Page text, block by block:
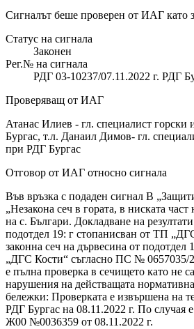
Сигналът беше проверен от ИАГ като
Статус на сигнала
Законен
Рег.№ на сигнала
РДГ 03-10237/07.11.2022 г. РДГ
Проверяващ от ИАГ
Атанас Илиев - гл. специалист горски
Бургас, т.л. Данаил Димов- гл.
при РДГ Бургас
Отговор от ИАГ относно сигнала
Във връзка с подаден сигнал В
„Незакона сеч в гората, в ниската част
на с. Българи. Докладване на
подотдел 19: г стопанисван от ТП
законна сеч на дървесина от подотдел
„ДГС Кости“ съгласно ПС № 0657035/
е пълна проверка в сечището като не
нарушения на действащата
бележки: Проверката е извършена на
РДГ Бургас на 08.11.2022 г. По случая
Ж00 №0036359 от 08.11.2022 г.